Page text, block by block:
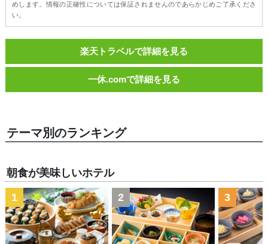
めします。情報の正確性については保証されませんのであらかじめご了承くださ
い。
楽天トラベルで詳細を見る
一休.comで詳細を見る
テーマ別のランキング
朝食が美味しいホテル
1 2 3